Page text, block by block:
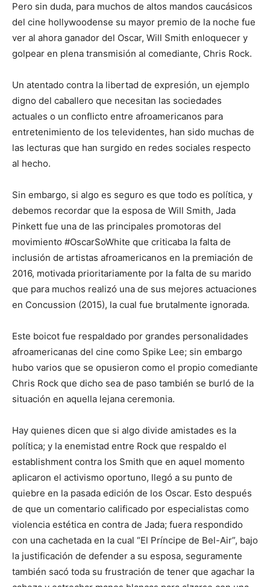
Pero sin duda, para muchos de altos mandos caucásicos
del cine hollywoodense su mayor premio de la noche fue
ver al ahora ganador del Oscar, Will Smith enloquecer y
golpear en plena transmisión al comediante, Chris Rock.
Un atentado contra la libertad de expresión, un ejemplo
digno del caballero que necesitan las sociedades
actuales o un conflicto entre afroamericanos para
entretenimiento de los televidentes, han sido muchas de
las lecturas que han surgido en redes sociales respecto
al hecho.
Sin embargo, si algo es seguro es que todo es política, y
debemos recordar que la esposa de Will Smith, Jada
Pinkett fue una de las principales promotoras del
movimiento #OscarSoWhite que criticaba la falta de
inclusión de artistas afroamericanos en la premiación de
2016, motivada prioritariamente por la falta de su marido
que para muchos realizó una de sus mejores actuaciones
en Concussion (2015), la cual fue brutalmente ignorada.
Este boicot fue respaldado por grandes personalidades
afroamericanas del cine como Spike Lee; sin embargo
hubo varios que se opusieron como el propio comediante
Chris Rock que dicho sea de paso también se burló de la
situación en aquella lejana ceremonia.
Hay quienes dicen que si algo divide amistades es la
política; y la enemistad entre Rock que respaldo el
establishment contra los Smith que en aquel momento
aplicaron el activismo oportuno, llegó a su punto de
quiebre en la pasada edición de los Oscar. Esto después
de que un comentario calificado por especialistas como
violencia estética en contra de Jada; fuera respondido
con una cachetada en la cual “El Príncipe de Bel-Air”, bajo
la justificación de defender a su esposa, seguramente
también sacó toda su frustración de tener que agachar la